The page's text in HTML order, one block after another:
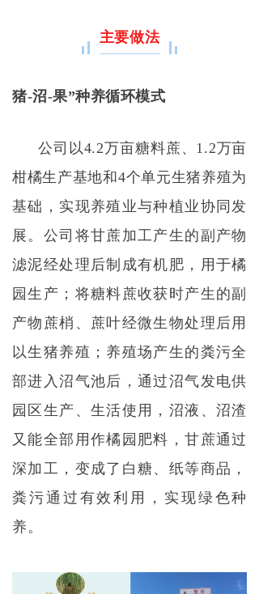
主要做法
猪-沼-果”种养循环模式
公司以4.2万亩糖料蔗、1.2万亩
柑橘生产基地和4个单元生猪养殖为
基础，实现养殖业与种植业协同发
展。公司将甘蔗加工产生的副产物
滤泥经处理后制成有机肥，用于橘
园生产；将糖料蔗收获时产生的副
产物蔗梢、蔗叶经微生物处理后用
以生猪养殖；养殖场产生的粪污全
部进入沼气池后，通过沼气发电供
园区生产、生活使用，沼液、沼渣
又能全部用作橘园肥料，甘蔗通过
深加工，变成了白糖、纸等商品，
粪污通过有效利用，实现绿色种
养。